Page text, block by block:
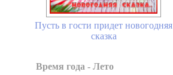
Пусть в гости придет новогодняя
сказка
Время года - Лето